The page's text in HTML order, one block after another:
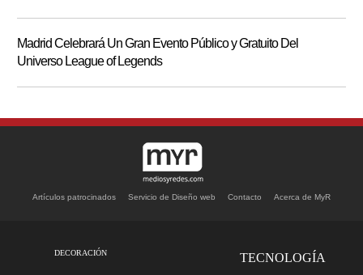
Madrid Celebrará Un Gran Evento Público y Gratuito Del
Universo League of Legends
Artículos patrocinados Servicio de Diseño web Contacto Acerca de MyR
DECORACIÓN TECNOLOGÍA